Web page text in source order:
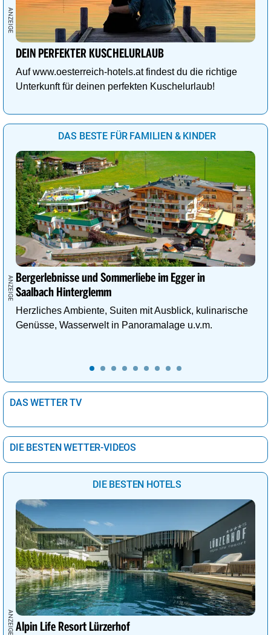
DEIN PERFEKTER KUSCHELURLAUB
Auf www.oesterreich-hotels.at findest du die richtige
Unterkunft für deinen perfekten Kuschelurlaub!
DAS BESTE FÜR FAMILIEN & KINDER
Bergerlebnisse und Sommerliebe im Egger in
Saalbach Hinterglemm
Herzliches Ambiente, Suiten mit Ausblick, kulinarische
Genüsse, Wasserwelt in Panoramalage u.v.m.
DAS WETTER TV
DIE BESTEN WETTER-VIDEOS
DIE BESTEN HOTELS
Alpin Life Resort Lürzerhof